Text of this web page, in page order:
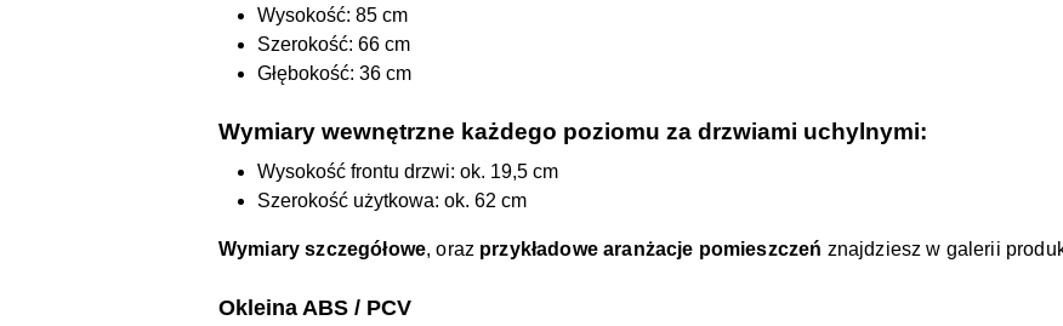
Wysokość: 85 cm
Szerokość: 66 cm
Głębokość: 36 cm
Wymiary wewnętrzne każdego poziomu za drzwiami uchylnymi:
Wysokość frontu drzwi: ok. 19,5 cm
Szerokość użytkowa: ok. 62 cm
Wymiary szczegółowe, oraz przykładowe aranżacje pomieszczeń znajdziesz w galerii
Okleina ABS / PCV